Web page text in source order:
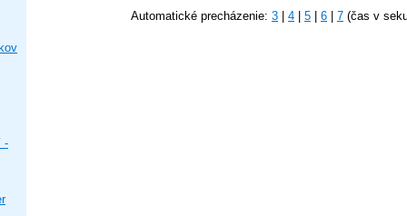
Automatické precházenie: 3 4 5 6 7 (čas v
-